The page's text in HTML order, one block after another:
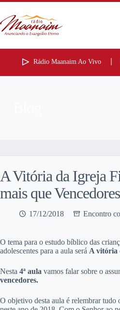
Rádio Maanaim Ao Vivo
A Vitória da Igreja
mais que Vencedores
17/12/2018 Encontro
O tema para o estudo bíblico das
adolescentes para a aula será A vitória
Nesta 4ª aula vamos falar sobre o
vencedores.
O objetivo desta aula é relembrar tudo